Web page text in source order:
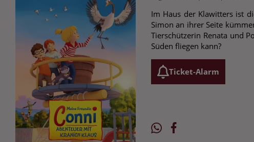
Im Haus der Klawitters ist
Simon an ihrer Seite
Tierschützerin Renata und
Süden fliegen kann?
Ticket-Alarm